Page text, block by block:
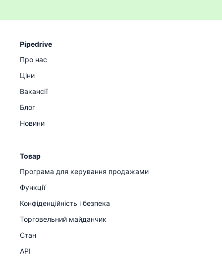
Pipedrive
Про нас
Ціни
Вакансії
Блог
Новини
Товар
Програма для керування продажами
Функції
Конфіденційність і безпека
Торговельний майданчик
Стан
API